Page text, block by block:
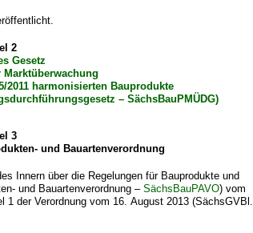
2
Gesetz
2011 harmonisierten Bauprodukte
– SächsBauPMÜDG)
3
und Bauartenverordnung
Innern über die Regelungen für Bauprodukte und
und Bauartenverordnung –SächsBauPAVO) vom
der Verordnung vom 16. August 2013 (SächsGVBl.